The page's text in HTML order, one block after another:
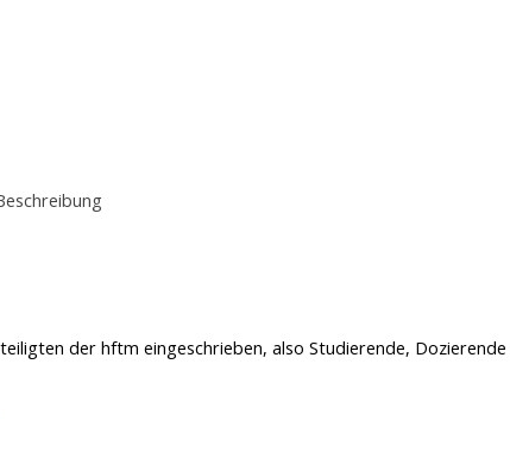
der hftm eingeschrieben, also Studierende,